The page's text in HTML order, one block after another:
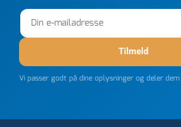
Tilmeld
Vi passer godt på dine oplysninger og deler